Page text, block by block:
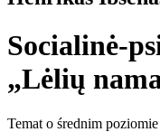
Socialinė-
„Lėlių
Temat o średnim